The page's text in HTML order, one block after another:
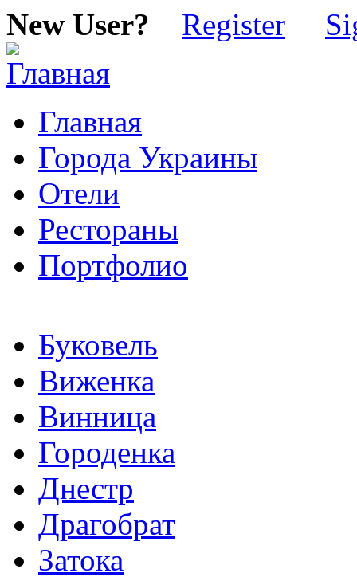
New User? Register
Главная
Города Украины
Отели
Рестораны
Портфолио
Буковель
Виженка
Винница
Городенка
Днестр
Драгобрат
Затока